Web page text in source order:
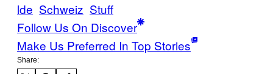
lde Schweiz Stuff
Follow Us On Discover
Make Us Preferred In Top Stories
Share: